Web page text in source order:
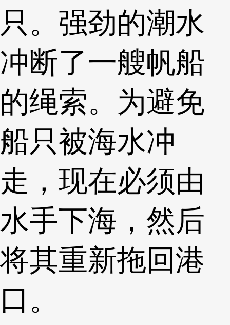
只。强劲的潮水
冲断了一艘帆船
的绳索。为避免
船只被海水冲
走，现在必须由
水手下海，然后
将其重新拖回港
口。